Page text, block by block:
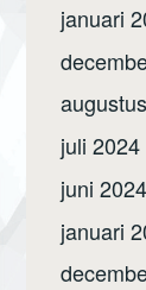
januari
juli 2024
juni 2024
januari